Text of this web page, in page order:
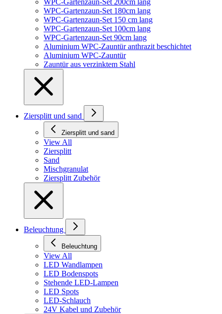
WPC-Gartenzaun-Set 200cm lang
WPC-Gartenzaun-Set 180cm lang
WPC-Gartenzaun-Set 150 cm lang
WPC-Gartenzaun-Set 100cm lang
WPC-Gartenzaun-Set 90cm lang
Aluminium WPC-Zauntür anthrazit beschichtet
Aluminium WPC-Zauntür
Zauntür aus verzinktem Stahl
Ziersplitt und sand
Ziersplitt und sand
View All
Ziersplitt
Sand
Mischgranulat
Ziersplitt Zubehör
Beleuchtung
Beleuchtung
View All
LED Wandlampen
LED Bodenspots
Stehende LED-Lampen
LED Spots
LED-Schlauch
24V Kabel und Zubehör